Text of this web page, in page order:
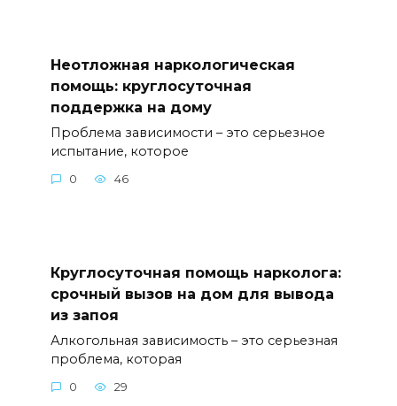
Неотложная наркологическая
помощь: круглосуточная
поддержка на дому
Проблема зависимости – это серьезное
испытание, которое
0 46
Круглосуточная помощь нарколога:
срочный вызов на дом для вывода
из запоя
Алкогольная зависимость – это серьезная
проблема, которая
0 29